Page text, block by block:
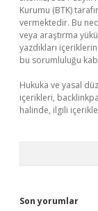
Kurumu (BTK)
vermektedir. Bu
veya araştırma
yazdıkları
bu sorumluluğu
Hukuka ve yasal
içerikleri,
halinde, ilgili
Son yorumlar